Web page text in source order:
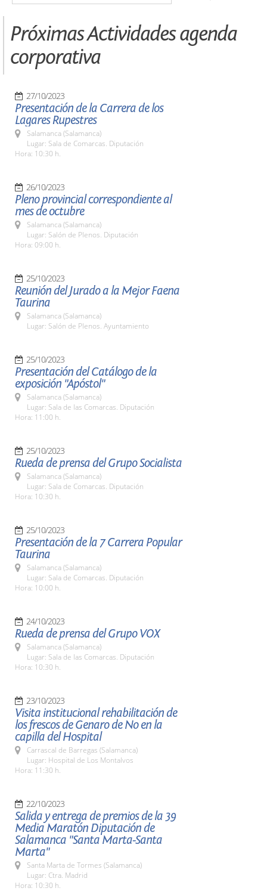
Próximas Actividades agenda
corporativa
27/10/2023
Presentación de la Carrera de los
Lagares Rupestres
Salamanca (Salamanca)
Lugar: Sala de Comarcas. Diputación
Hora: 10:30 h.
26/10/2023
Pleno provincial correspondiente al
mes de octubre
Salamanca (Salamanca)
Lugar: Salón de Plenos. Diputación
Hora: 09:00 h.
25/10/2023
Reunión del Jurado a la Mejor Faena
Taurina
Salamanca (Salamanca)
Lugar: Salón de Plenos. Ayuntamiento
25/10/2023
Presentación del Catálogo de la
exposición "Apóstol"
Salamanca (Salamanca)
Lugar: Sala de las Comarcas. Diputación
Hora: 11:00 h.
25/10/2023
Rueda de prensa del Grupo Socialista
Salamanca (Salamanca)
Lugar: Sala de Comarcas. Diputación
Hora: 10:30 h.
25/10/2023
Presentación de la 7 Carrera Popular
Taurina
Salamanca (Salamanca)
Lugar: Sala de Comarcas. Diputación
Hora: 10:00 h.
24/10/2023
Rueda de prensa del Grupo VOX
Salamanca (Salamanca)
Lugar: Sala de las Comarcas. Diputación
Hora: 10:30 h.
23/10/2023
Visita institucional rehabilitación de
los frescos de Genaro de No en la
capilla del Hospital
Carrascal de Barregas (Salamanca)
Lugar: Hospital de Los Montalvos
Hora: 11:30 h.
22/10/2023
Salida y entrega de premios de la 39
Media Maratón Diputación de
Salamanca "Santa Marta-Santa
Marta"
Santa Marta de Tormes (Salamanca)
Lugar: Ctra. Madrid
Hora: 10:30 h.